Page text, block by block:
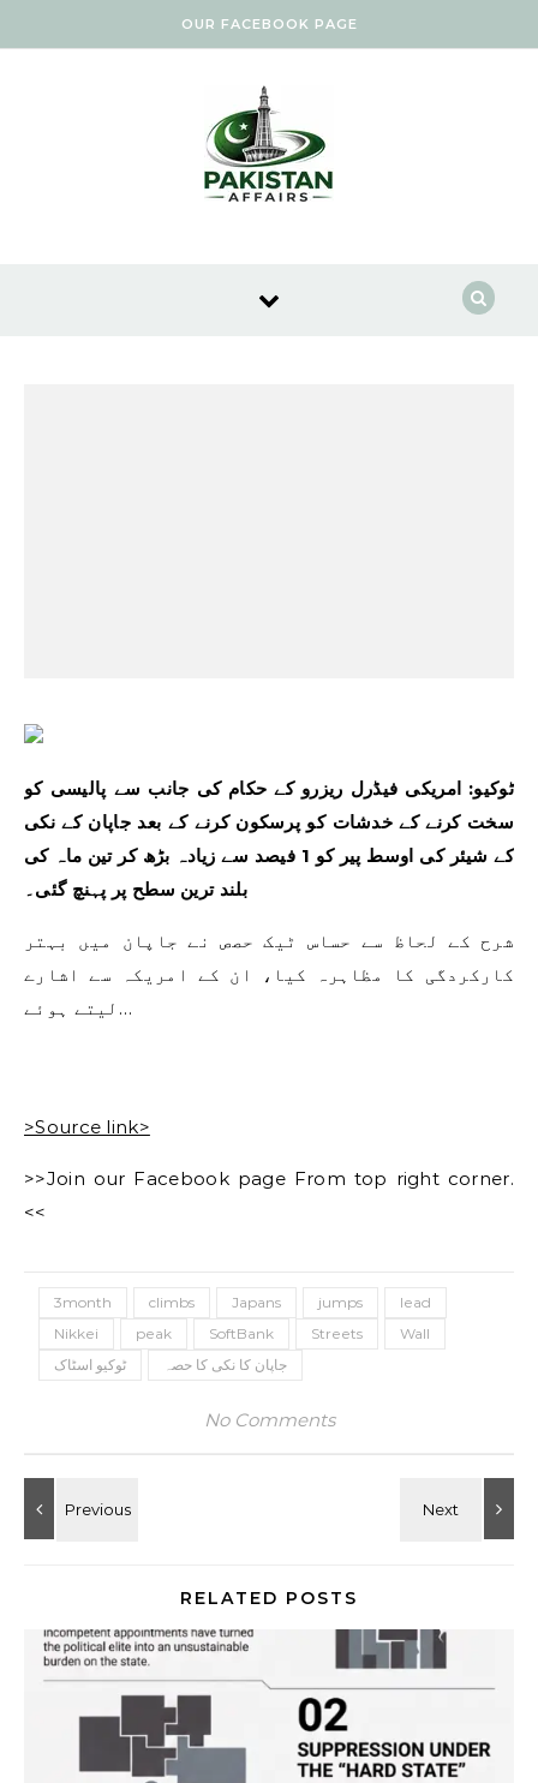
OUR FACEBOOK PAGE
ٹوکیو: امریکی فیڈرل ریزرو کے حکام کی جانب سے پالیسی کو
سخت کرنے کے خدشات کو پرسکون کرنے کے بعد جاپان کے نکی
کے شیئر کی اوسط پیر کو 1 فیصد سے زیادہ بڑھ کر تین ماہ کی
بلند ترین سطح پر پہنچ گئی۔
شرح کے لحاظ سے حساس ٹیک حصص نے جاپان میں بہتر
کارکردگی کا مظاہرہ کیا، ان کے امریکہ سے اشارے
لیتے ہوئے…
>Source link>
>>Join our Facebook page From top right corner.
<<
3month climbs Japans jumps
lead
Nikkei
peak SoftBank Streets
Wall
ٹوکیو اسٹاک
جاپان کا نکی کا حصہ
No Comments
RELATED POSTS